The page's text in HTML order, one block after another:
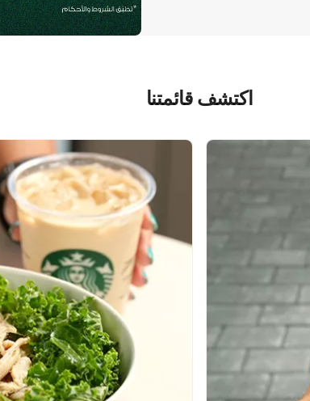
اكتشف قائمتنا